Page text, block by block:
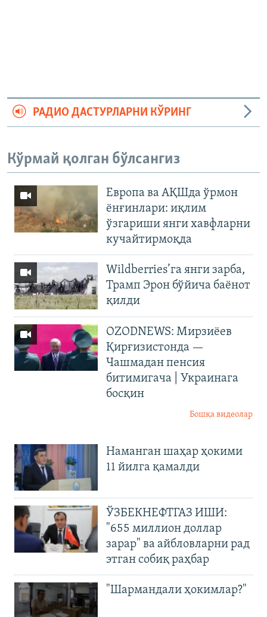
РАДИО ДАСТУРЛАРНИ КЎРИНГ
Кўрмай қолган бўлсангиз
Европа ва АҚШда ўрмон
ёнғинлари: иқлим
ўзгариши янги хавфларни
кучайтирмоқда
Wildberries’га янги зарба,
Трамп Эрон бўйича баёнот
қилди
OZODNEWS: Мирзиёев
Қирғизистонда —
Чашмадан пенсия
битимигача | Украинага
босқин
Бошқа видеолар
Наманган шаҳар ҳокими
11 йилга қамалди
ЎЗБЕКНЕФТГАЗ ИШИ:
"655 миллион доллар
зарар" ва айбловларни рад
этган собиқ раҳбар
"Шармандали ҳокимлар?"